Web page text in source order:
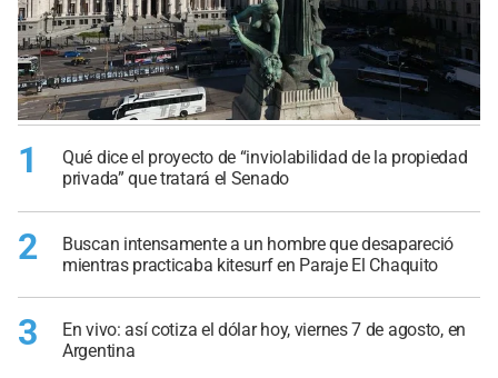
1
Qué dice el proyecto de “inviolabilidad de la propiedad
privada” que tratará el Senado
2
Buscan intensamente a un hombre que desapareció
mientras practicaba kitesurf en Paraje El Chaquito
3
En vivo: así cotiza el dólar hoy, viernes 7 de agosto, en
Argentina